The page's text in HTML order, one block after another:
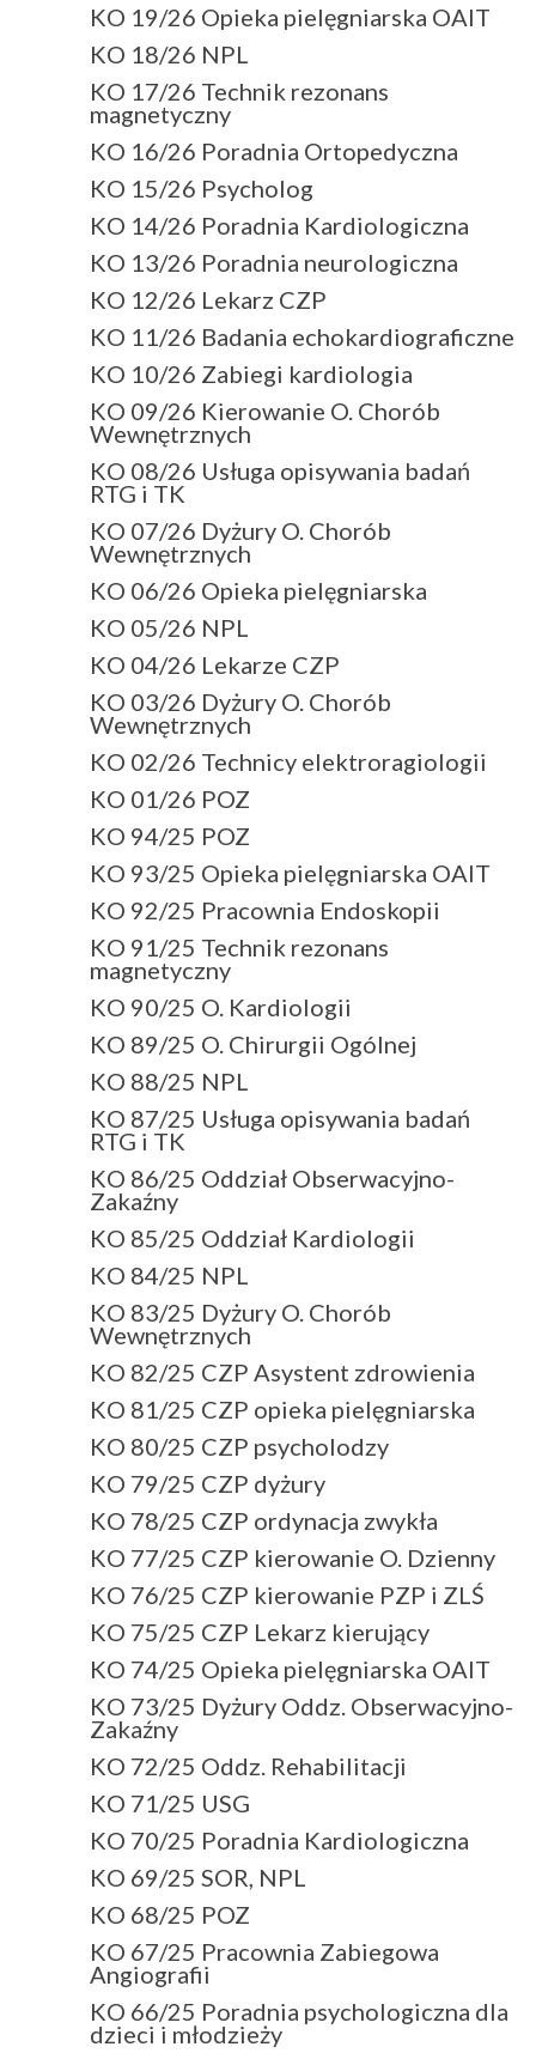
KO 19/26 Opieka pielęgniarska OAIT
KO 18/26 NPL
KO 17/26 Technik rezonans
magnetyczny
KO 16/26 Poradnia Ortopedyczna
KO 15/26 Psycholog
KO 14/26 Poradnia Kardiologiczna
KO 13/26 Poradnia neurologiczna
KO 12/26 Lekarz CZP
KO 11/26 Badania echokardiograficzne
KO 10/26 Zabiegi kardiologia
KO 09/26 Kierowanie O. Chorób
Wewnętrznych
KO 08/26 Usługa opisywania badań
RTG i TK
KO 07/26 Dyżury O. Chorób
Wewnętrznych
KO 06/26 Opieka pielęgniarska
KO 05/26 NPL
KO 04/26 Lekarze CZP
KO 03/26 Dyżury O. Chorób
Wewnętrznych
KO 02/26 Technicy elektroragiologii
KO 01/26 POZ
KO 94/25 POZ
KO 93/25 Opieka pielęgniarska OAIT
KO 92/25 Pracownia Endoskopii
KO 91/25 Technik rezonans
magnetyczny
KO 90/25 O. Kardiologii
KO 89/25 O. Chirurgii Ogólnej
KO 88/25 NPL
KO 87/25 Usługa opisywania badań
RTG i TK
KO 86/25 Oddział Obserwacyjno-
Zakaźny
KO 85/25 Oddział Kardiologii
KO 84/25 NPL
KO 83/25 Dyżury O. Chorób
Wewnętrznych
KO 82/25 CZP Asystent zdrowienia
KO 81/25 CZP opieka pielęgniarska
KO 80/25 CZP psycholodzy
KO 79/25 CZP dyżury
KO 78/25 CZP ordynacja zwykła
KO 77/25 CZP kierowanie O. Dzienny
KO 76/25 CZP kierowanie PZP i ZLŚ
KO 75/25 CZP Lekarz kierujący
KO 74/25 Opieka pielęgniarska OAIT
KO 73/25 Dyżury Oddz. Obserwacyjno-
Zakaźny
KO 72/25 Oddz. Rehabilitacji
KO 71/25 USG
KO 70/25 Poradnia Kardiologiczna
KO 69/25 SOR, NPL
KO 68/25 POZ
KO 67/25 Pracownia Zabiegowa
Angiografii
KO 66/25 Poradnia psychologiczna dla
dzieci i młodzieży